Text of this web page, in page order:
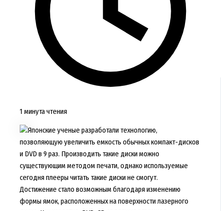
1 минута чтения
Японские ученые разработали технологию,
позволяющую увеличить емкость обычных компакт-дисков
и DVD в 9 раз. Производить такие диски можно
существующим методом печати, однако используемые
сегодня плееры читать такие диски не смогут.
Достижение стало возможным благодаря изменению
формы ямок, расположенных на поверхности лазерного